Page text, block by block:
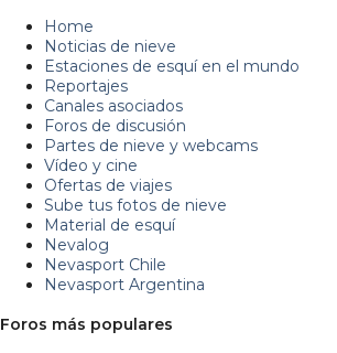
Home
Noticias de nieve
Estaciones de esquí en el mundo
Reportajes
Canales asociados
Foros de discusión
Partes de nieve y webcams
Vídeo y cine
Ofertas de viajes
Sube tus fotos de nieve
Material de esquí
Nevalog
Nevasport Chile
Nevasport Argentina
Foros más populares